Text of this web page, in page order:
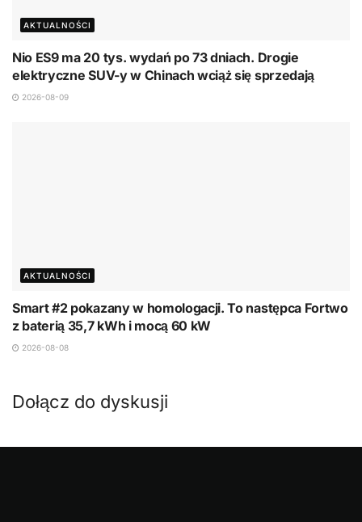
AKTUALNOŚCI
Nio ES9 ma 20 tys. wydań po 73 dniach. Drogie
elektryczne SUV-y w Chinach wciąż się sprzedają
2026-08-09
AKTUALNOŚCI
Smart #2 pokazany w homologacji. To następca Fortwo
z baterią 35,7 kWh i mocą 60 kW
2026-08-08
Dołącz do dyskusji